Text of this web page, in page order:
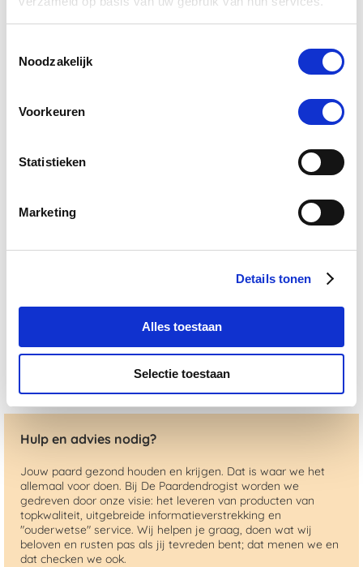
Noodzakelijk
Voorkeuren
Statistieken
Marketing
Details tonen
Alles toestaan
Selectie toestaan
-5 %
Excellent Pets Omega Boost 250 ml
Hulp en advies nodig?
Jouw paard gezond houden en krijgen. Dat is waar we het
allemaal voor doen. Bij De Paardendrogist worden we
gedreven door onze visie: het leveren van producten van
topkwaliteit, uitgebreide informatieverstrekking en
"ouderwetse" service. Wij helpen je graag, doen wat wij
beloven en rusten pas als jij tevreden bent; dat menen we en
dat checken we ook.